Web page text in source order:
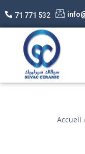
71 771 532
Accueil